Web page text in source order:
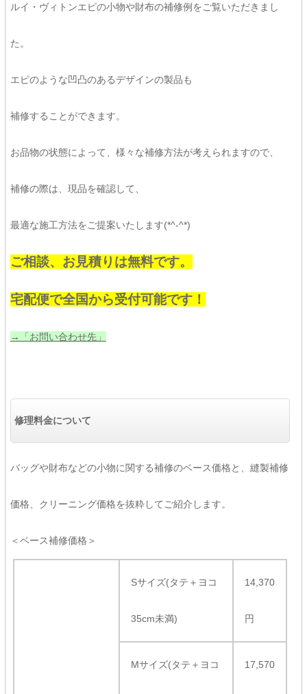
ルイ・ヴィトンエピの小物や財布の補修例をご覧いただきまし
た。
エピのような凹凸のあるデザインの製品も
補修することができます。
お品物の状態によって、様々な補修方法が考えられますので、
補修の際は、現品を確認して、
最適な施工方法をご提案いたします(*^-^*)
ご相談、お見積りは無料です。
宅配便で全国から受付可能です！
→「お問い合わせ先」
修理料金について
バッグや財布などの小物に関する補修のベース価格と、縫製補修
価格、クリーニング価格を抜粋してご紹介します。
＜ベース補修価格＞
Sサイズ(タテ＋ヨコ
35cm未満)
14,370
円
Mサイズ(タテ＋ヨコ 17,570